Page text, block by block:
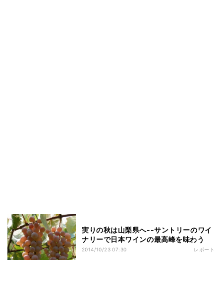
実りの秋は山梨県へ--サントリーのワイ
ナリーで日本ワインの最高峰を味わう
2014/10/23 07:30 レポート